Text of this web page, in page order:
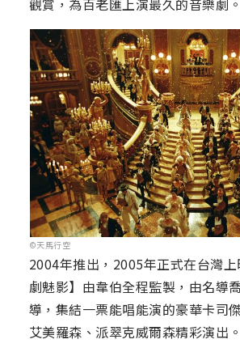
觀賞，為百老匯上演最久的音樂劇。
©天馬行空
2004年推出，2005年正式在台灣
劇魅影】由韋伯全程監製，由名導
導，集結一票能唱能演的豪華卡司
艾美羅森、派翠克威爾森精彩演出。